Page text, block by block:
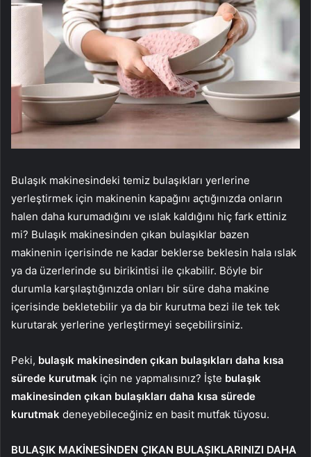
Bulaşık makinesindeki temiz bulaşıkları yerlerine
yerleştirmek için makinenin kapağını açtığınızda onların
halen daha kurumadığını ve ıslak kaldığını hiç fark ettiniz
mi? Bulaşık makinesinden çıkan bulaşıklar bazen
makinenin içerisinde ne kadar beklerse beklesin hala ıslak
ya da üzerlerinde su birikintisi ile çıkabilir. Böyle bir
durumla karşılaştığınızda onları bir süre daha makine
içerisinde bekletebilir ya da bir kurutma bezi ile tek tek
kurutarak yerlerine yerleştirmeyi seçebilirsiniz.
Peki, bulaşık makinesinden çıkan bulaşıkları daha kısa
sürede kurutmak için ne yapmalısınız? İşte bulaşık
makinesinden çıkan bulaşıkları daha kısa sürede
kurutmak deneyebileceğiniz en basit mutfak tüyosu.
BULAŞIK MAKİNESİNDEN ÇIKAN BULAŞIKLARINIZI DAHA